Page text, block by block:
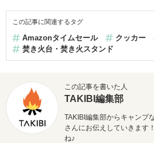
この記事に関連するタグ
Amazonタイムセール クッカー
焚き火台・焚き火スタンド
この記事を書いた人
TAKIBI編集部
TAKIBI編集部からキャンプ
さんにお伝えしていきます
ね♪